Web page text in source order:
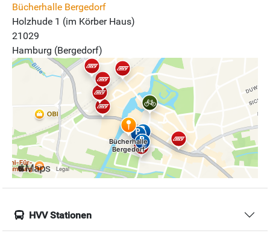
Bücherhalle Bergedorf
Holzhude 1 (im Körber Haus)
21029
Hamburg (Bergedorf)
HVV Stationen